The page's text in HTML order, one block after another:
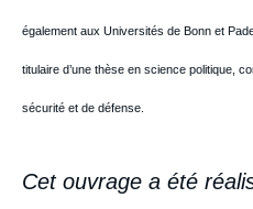
également aux Universités de Bonn et
titulaire d’une thèse en science politique,
sécurité et de défense.
Cet ouvrage a été